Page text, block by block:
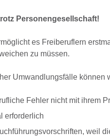
Personengesellschaft!
es Freiberuflern
zu müssen.
Umwandlungsfälle können
Fehler nicht mit ihrem
erforderlich
weil